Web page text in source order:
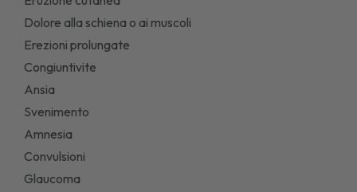
Dolore alla schiena o ai muscoli
Erezioni prolungate
Congiuntivite
Ansia
Svenimento
Amnesia
Convulsioni
Glaucoma